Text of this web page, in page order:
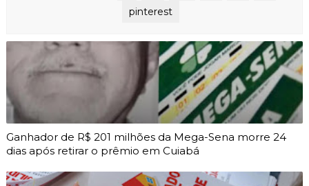
pinterest
Ganhador de R$ 201 milhões da Mega-Sena morre 24
dias após retirar o prêmio em Cuiabá